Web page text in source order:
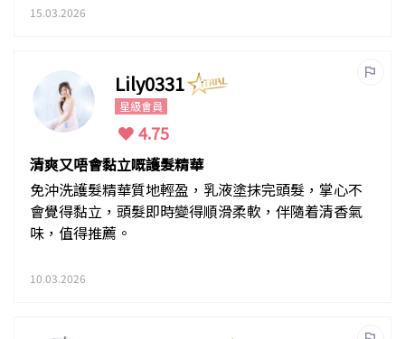
15.03.2026
Lily0331
星級會員
4.75
清爽又唔會黏立嘅護髮精華
免沖洗護髮精華質地輕盈，乳液塗抹完頭髮，掌心不
會覺得黏立，頭髮即時變得順滑柔軟，伴隨着清香氣
味，值得推薦。
10.03.2026